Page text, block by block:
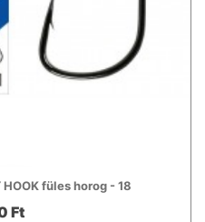
HOOK füles horog - 18
Ft